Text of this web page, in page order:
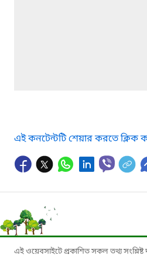
এই কনটেন্টটি শেয়ার করতে ক্লিক
এই ওয়েবসাইটে প্রকাশিত সকল তথ্য সংশ্লিষ্ট